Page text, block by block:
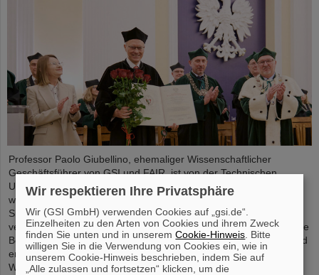
Professor Paolo Giubellino, ehemaliger Wissenschaftlicher
Geschäftsführer von GSI und FAIR, ist von der Technischen
Universität Warschau mit der Ehrendoktorwürde ausgezeichnet
worden. Sie wurde am 6. Mai 2026 im Rahmen einer feierlichen
Sitzung des Senats der Technischen Universität Warschau
verliehen. Die Universität würdigt damit Giubellinos herausragende
Beiträge zur Kern- und Teilchenphysik sowie seine langjährige und
erfolgreiche Zusammenarbeit mit der Technischen Universität
Warschau. ...
Wir respektieren Ihre Privatsphäre
Wir (GSI GmbH) verwenden Cookies auf „gsi.de“.
Einzelheiten zu den Arten von Cookies und ihrem Zweck
finden Sie unten und in unseremCookie-Hinweis . Bitte
willigen Sie in die Verwendung von Cookies ein, wie in
unserem Cookie-Hinweis beschrieben, indem Sie auf
„Alle zulassen und fortsetzen“ klicken, um die